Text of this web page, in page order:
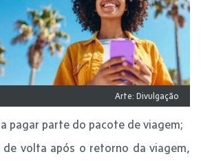
Arte: Divulgação
pagar parte do pacote de viagem;
de volta após o retorno da viagem,